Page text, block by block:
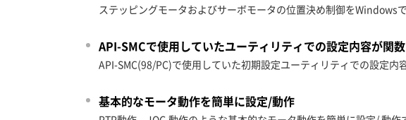
ステッピングモータおよびサーボモータの位置決め制御をWindows
API-SMCで使用していたユーティリティでの設定内容が関
API-SMC(98/PC)で使用していた初期設定ユーティリティでの設定内
基本的なモータ動作を簡単に設定/動作